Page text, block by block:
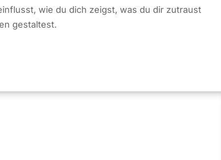
wie du dich zeigst, was du dir zutraust
gestaltest.